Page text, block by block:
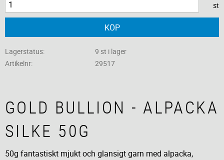
st
KÖP
Lagerstatus
9 st i lager
Artikelnr
29517
GOLD BULLION - ALPACKA
SILKE 50G
50g fantastiskt mjukt och glansigt garn med alpacka,